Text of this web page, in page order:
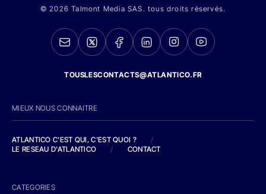
© 2026 Talmont Media SAS. tous droits réservés.
TOUSLESCONTACTS@ATLANTICO.FR
MIEUX NOUS CONNAITRE
ATLANTICO C'EST QUI, C'EST QUOI ?
/
LE RESEAU D'ATLANTICO
/ CONTACT
CATEGORIES